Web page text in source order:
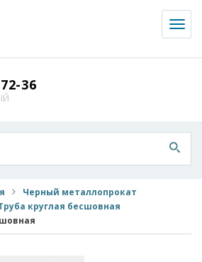
36
Черный металлопрокат
круглая бесшовная